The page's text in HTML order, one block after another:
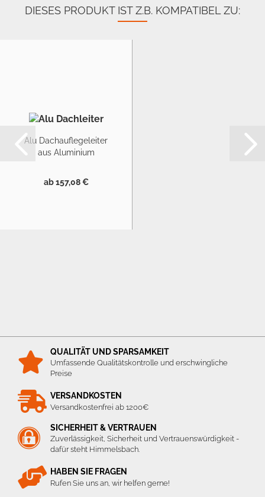
DIESES PRODUKT IST Z.B. KOMPATIBEL ZU:
Alu Dachauflegeleiter
aus Aluminium
ab 157,08 €
QUALITÄT UND SPARSAMKEIT
Umfassende Qualitätskontrolle und erschwingliche
Preise
VERSANDKOSTEN
Versandkostenfrei ab 1200€
SICHERHEIT & VERTRAUEN
Zuverlässigkeit, Sicherheit und Vertrauenswürdigkeit -
dafür steht Himmelsbach.
HABEN SIE FRAGEN
Rufen Sie uns an, wir helfen gerne!